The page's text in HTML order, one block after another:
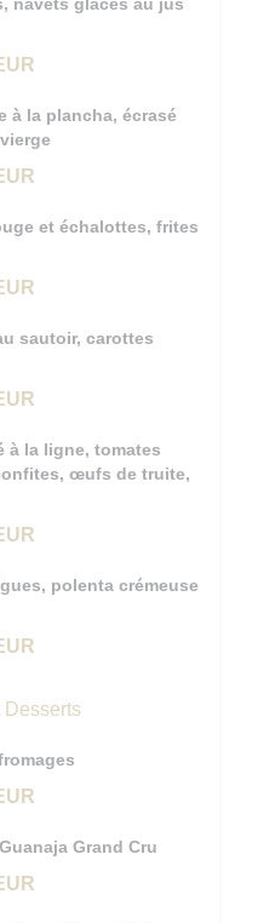
à la plancha, écrasé
et échalottes, frites
sautoir, carottes
à la ligne, tomates
œufs de truite,
polenta crémeuse
Desserts
Grand Cru